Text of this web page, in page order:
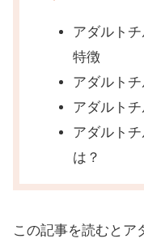
アダルト
特徴
アダルト
アダルト
アダルト
は？
この記事を読むとア